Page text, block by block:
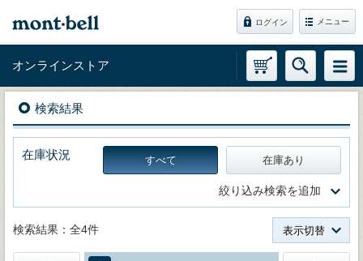
ログイン メニュー
オンラインストア
検索結果
在庫状況 すべて 在庫あり
絞り込み検索を追加
検索結果：全4件 表示切替